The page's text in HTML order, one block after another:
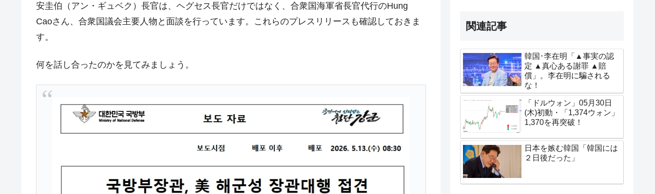
『Money1』 韓国･警察職員が「丸刈りになって抗議活動」
『Money1』 中国だけが鉄鋼輸出を異常増加させる ⇒ 中国の過剰生産が世界を蝕む。
『Money1』
『Money1』
『Money1』 【対日本円】ウォン安が急進！ 日米の協調に韓国がいっちょがみしたのでは。
韓国政府『BYD』車への補助金を全廃 ⇒ 実は韓国で『BYD』車は売れている。6カ月で対前年同期比
韓国政府「2035年までに18.4GW規模のAIデータセンター整備」⇒ だから無理だってば。
安圭伯（アン・ギュベク）長官は、ヘグセス長官だけではなく、合衆国海軍省長官代行のHung
Caoさん、合衆国議会主要人物と面談を行っています。これらのプレスリリースも確認しておきま
す。
何を話し合ったのかを見てみましょう。
関連記事
韓国･李在明「▲事実の認
定 ▲真心ある謝罪 ▲賠
償」。李在明に騙される
な！
「ドルウォン」05月30日
(木)初動・「1,374ウォン」
1,370を再突破！
日本を嫉む韓国「韓国には
２日後だった」